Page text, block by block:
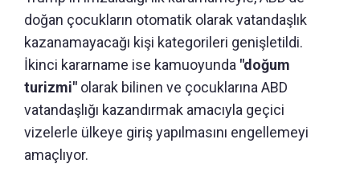
doğan çocukların otomatik olarak vatandaşlık
kazanamayacağı kişi kategorileri genişletildi.
İkinci kararname ise kamuoyunda "doğum
turizmi" olarak bilinen ve çocuklarına ABD
vatandaşlığı kazandırmak amacıyla geçici
vizelerle ülkeye giriş yapılmasını engellemeyi
amaçlıyor.